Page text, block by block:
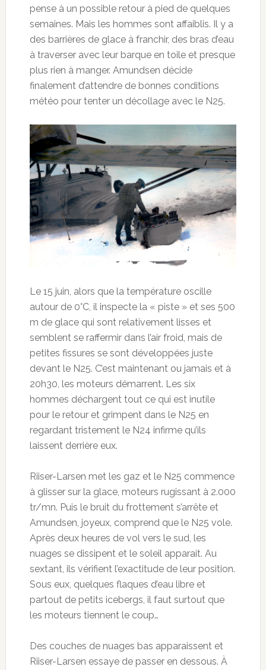
pense à un possible retour à pied de quelques
semaines. Mais les hommes sont affaiblis. Il y a
des barrières de glace à franchir, des bras d’eau
à traverser avec leur barque en toile et presque
plus rien à manger. Amundsen décide
finalement d’attendre de bonnes conditions
météo pour tenter un décollage avec le N25.
Le 15 juin, alors que la température oscille
autour de 0°C, il inspecte la « piste » et ses 500
m de glace qui sont relativement lisses et
semblent se raffermir dans l’air froid, mais de
petites fissures se sont développées juste
devant le N25. C’est maintenant ou jamais et à
20h30, les moteurs démarrent. Les six
hommes déchargent tout ce qui est inutile
pour le retour et grimpent dans le N25 en
regardant tristement le N24 infirme qu’ils
laissent derrière eux.
Riiser-Larsen met les gaz et le N25 commence
à glisser sur la glace, moteurs rugissant à 2.000
tr/mn. Puis le bruit du frottement s’arrête et
Amundsen, joyeux, comprend que le N25 vole.
Après deux heures de vol vers le sud, les
nuages se dissipent et le soleil apparait. Au
sextant, ils vérifient l’exactitude de leur position.
Sous eux, quelques flaques d’eau libre et
partout de petits icebergs, il faut surtout que
les moteurs tiennent le coup…
Des couches de nuages bas apparaissent et
Riiser-Larsen essaye de passer en dessous. À